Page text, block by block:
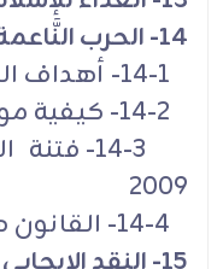
14- الحرب النَّاعمة وفتنة 2009
14-3-
2009